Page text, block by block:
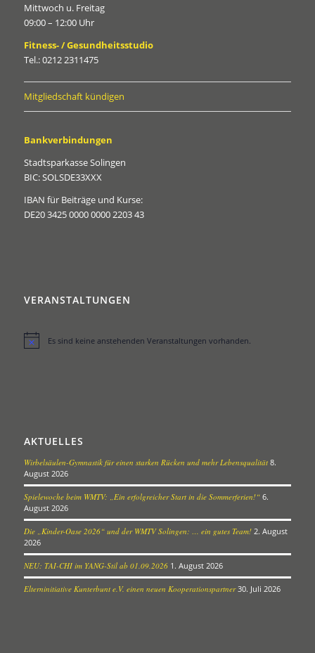
Mittwoch u. Freitag
09:00 – 12:00 Uhr
Fitness- / Gesundheitsstudio
Tel.: 0212 2311475
Mitgliedschaft kündigen
Bankverbindungen
Stadtsparkasse Solingen
BIC: SOLSDE33XXX
IBAN für Beiträge und Kurse:
DE20 3425 0000 0000 2203 43
VERANSTALTUNGEN
HinweisEs sind keine anstehenden Veranstaltungen vorhanden.
AKTUELLES
Wirbelsäulen-Gymnastik für einen starken Rücken und mehr Lebensqualität 8.
August 2026
Spielewoche beim WMTV: „Ein erfolgreicher Start in die Sommerferien!“ 6.
August 2026
Die „Kinder-Oase 2026“ und der WMTV Solingen: … ein gutes Team! 2. August
2026
NEU: TAI-CHI im YANG-Stil ab 01.09.2026 1. August 2026
Elterninitiative Kunterbunt e.V. einen neuen Kooperationspartner 30. Juli 2026